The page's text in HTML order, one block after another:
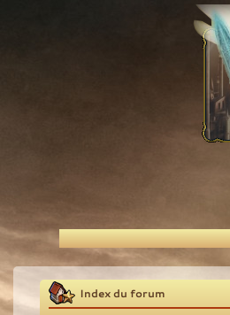
Recherche
Index du forum